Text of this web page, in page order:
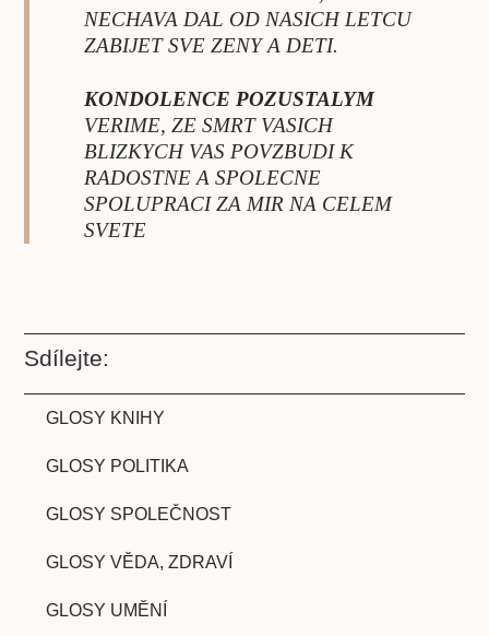
NECHAVA DAL OD NASICH LETCU
ZABIJET SVE ZENY A DETI.
KONDOLENCE POZUSTALYM
VERIME, ZE SMRT VASICH
BLIZKYCH VAS POVZBUDI K
RADOSTNE A SPOLECNE
SPOLUPRACI ZA MIR NA CELEM
SVETE
Sdílejte:
GLOSY KNIHY
GLOSY POLITIKA
GLOSY SPOLEČNOST
GLOSY VĚDA, ZDRAVÍ
GLOSY UMĚNÍ